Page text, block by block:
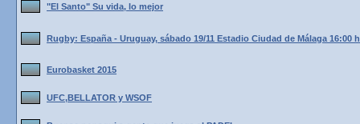
"El Santo" Su vida, lo mejor
Rugby: España - Uruguay, sábado 19/11 Estadio Ciudad de Málaga 16:00
Eurobasket 2015
UFC,BELLATOR y WSOF